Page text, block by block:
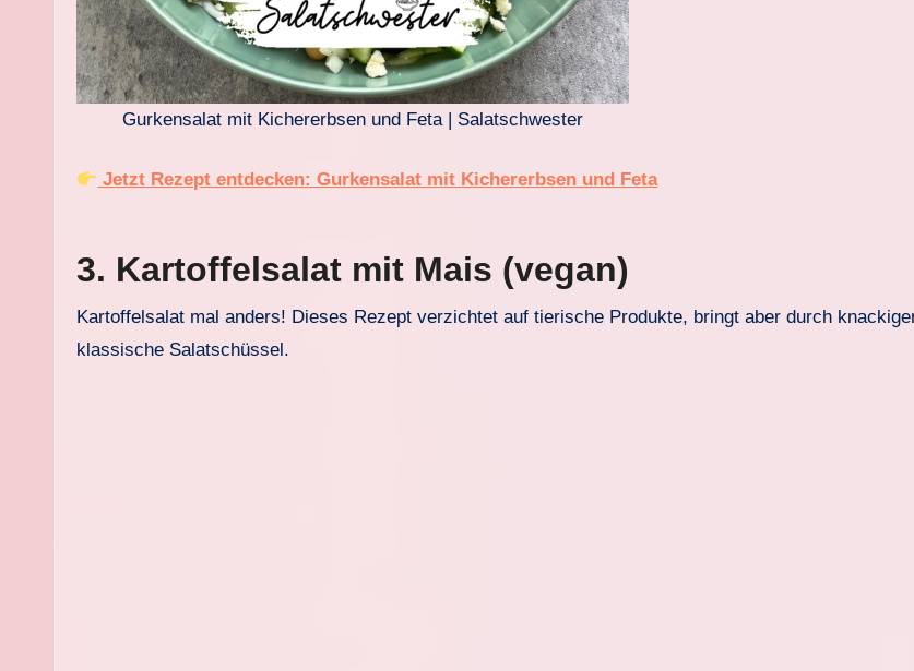
Gurkensalat mit Kichererbsen und Feta | Salatschwester
Jetzt Rezept entdecken: Gurkensalat mit Kichererbsen und Feta
3. Kartoffelsalat mit Mais (vegan)
Kartoffelsalat mal anders! Dieses Rezept verzichtet auf tierische Produkte, bringt aber durch
klassische Salatschüssel.